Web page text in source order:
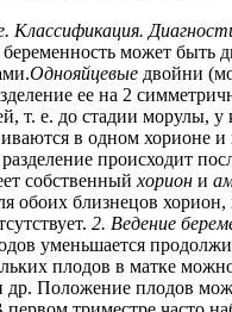
Классификация.
может быть
Однояйцевые двойни
ее на 2
т. е. до стадии морулы,
в одном хорионе
происходит
собственный хорион и
обоих близнецов хорион,
2. Ведение
уменьшается
плодов в матке
др. Положение плодов